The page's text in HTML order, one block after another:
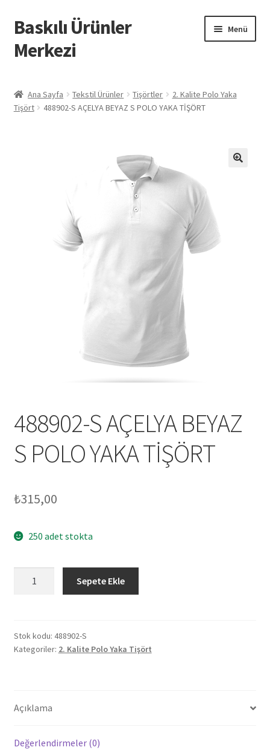
Dolaşıma
geç
İçeriğe
geç
Baskılı Ürünler
Merkezi
Menü
Baskılı Ürünler
İPTAL VE İADE KOŞULLARI
İptal ve İade Politikası
Mesafeli Satış Sözleşmesi
Ana Sayfa Tekstil Ürünler Tişörtler
2. Kalite Polo Yaka
Tişört
488902-S AÇELYA BEYAZ S POLO YAKA TİŞÖRT
488902-S AÇELYA BEYAZ
S POLO YAKA TİŞÖRT
₺315,00
250 adet stokta
S
POLO
Sepete Ekle
Stok kodu: 488902-S
Kategoriler: 2. Kalite Polo Yaka Tişört
Açıklama
Değerlendirmeler (0)